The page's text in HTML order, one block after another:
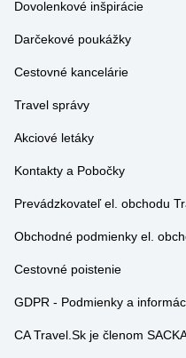
Recenzie hotelov
Dovolenkové inšpirácie
Darčekové poukážky
Cestovné kancelárie
Travel správy
Akciové letáky
Kontakty a Pobočky
Prevádzkovateľ el. obchodu
Obchodné podmienky el.
Cestovné poistenie
GDPR - Podmienky a